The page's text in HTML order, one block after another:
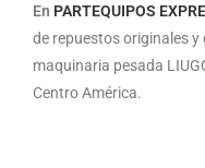
En PARTEQUIPOS
de repuestos originales
maquinaria pesada
Centro América.